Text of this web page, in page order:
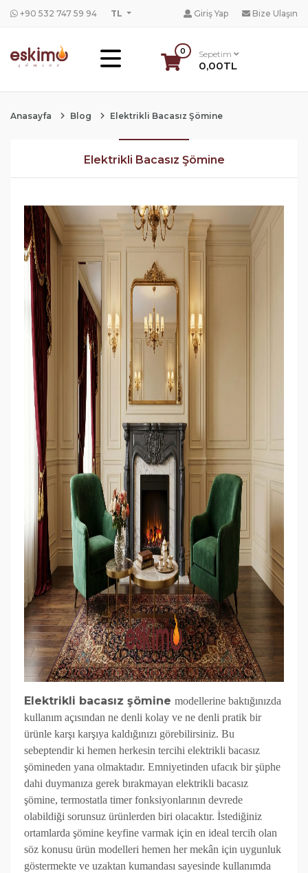
+90 532 747 59 94 TL Giriş Yap Bize Ulaşın
0 Sepetim
0,00TL
Anasayfa Blog Elektrikli Bacasız Şömine
Elektrikli Bacasız Şömine
Elektrikli bacasız şömine modellerine baktığınızda
kullanım açısından ne denli kolay ve ne denli pratik bir
ürünle karşı karşıya kaldığınızı görebilirsiniz. Bu
sebeptendir ki hemen herkesin tercihi elektrikli bacasız
şömineden yana olmaktadır. Emniyetinden ufacık bir şüphe
dahi duymanıza gerek bırakmayan elektrikli bacasız
şömine, termostatla timer fonksiyonlarının devrede
olabildiği sorunsuz ürünlerden biri olacaktır. İstediğiniz
ortamlarda şömine keyfine varmak için en ideal tercih olan
söz konusu ürün modelleri hemen her mekân için uygunluk
göstermekte ve uzaktan kumandası sayesinde kullanımda